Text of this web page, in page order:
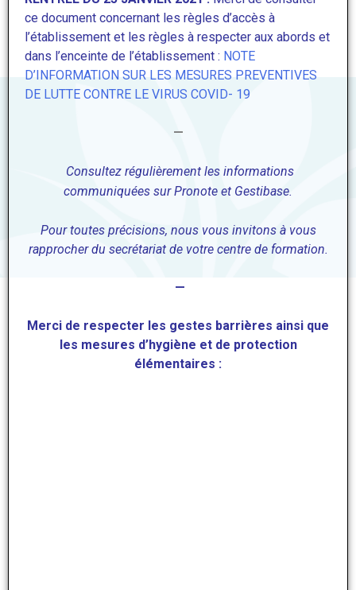
ce document concernant les règles d’accès à
l’établissement et les règles à respecter aux abords et
dans l’enceinte de l’établissement : NOTE
D’INFORMATION SUR LES MESURES PREVENTIVES
DE LUTTE CONTRE LE VIRUS COVID- 19
—
Consultez régulièrement les informations
communiquées sur Pronote et Gestibase.
Pourtoutes précisions, nous vous invitons à vous
rapprocher du secrétariat de votre centre de formation.
—
Merci de respecter les gestes barrières ainsi que
les mesures d’hygiène et de protection
élémentaires :